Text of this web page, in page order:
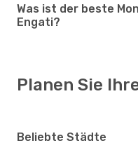
Was ist der beste
Engati?
Planen Sie
Beliebte Städte